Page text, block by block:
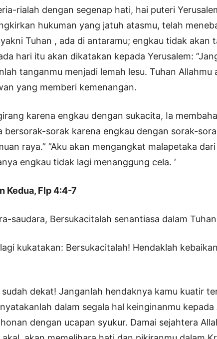
rialah dengan segenap hati, hai puteri
hukuman yang jatuh atasmu, telah
Tuhan , ada di antaramu; engkau tidak akan
hari itu akan dikatakan kepada Yerusalem:
tanganmu menjadi lemah lesu. Tuhan Allahmu
yang memberi kemenangan.
karena engkau dengan sukacita, Ia
bersorak-sorak karena engkau dengan sorak-
raya.” ”Aku akan mengangkat malapetaka
engkau tidak lagi menanggung cela. ‘
Kedua, Flp 4:4-7
saudara, Bersukacitalah senantiasa dalam
kukatakan: Bersukacitalah! Hendaklah
sudah dekat! Janganlah hendaknya kamu kuatir
dalam segala hal keinginanmu kepada
dengan ucapan syukur. Damai sejahtera